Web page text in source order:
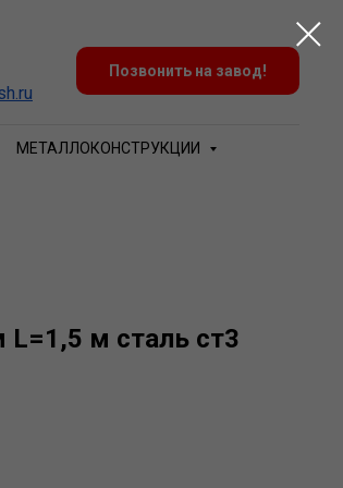
Позвонить на завод!
МЕТАЛЛОКОНСТРУКЦИИ
L=1,5 м сталь ст3